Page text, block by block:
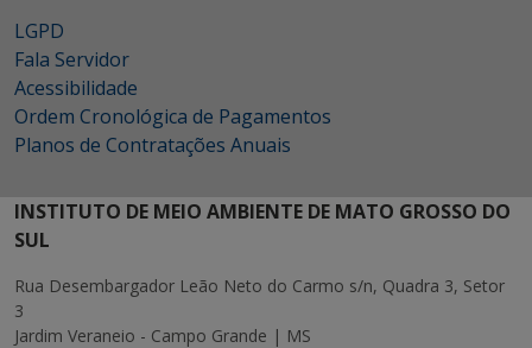
LGPD
Fala Servidor
Acessibilidade
Ordem Cronológica de Pagamentos
Planos de Contratações Anuais
INSTITUTO DE MEIO AMBIENTE DE MATO GROSSO DO
SUL
Rua Desembargador Leão Neto do Carmo s/n, Quadra 3, Setor
3
Jardim Veraneio - Campo Grande | MS